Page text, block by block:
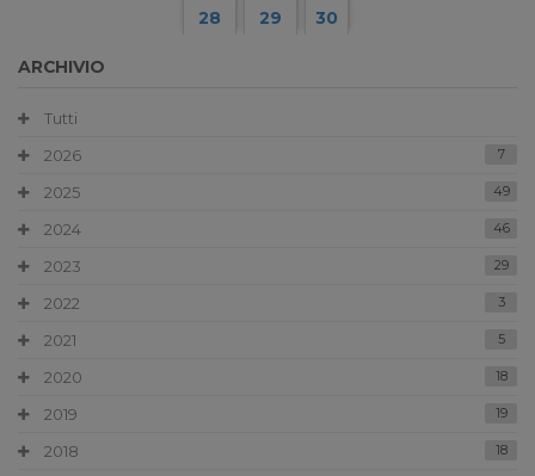
28
29 30
ARCHIVIO
Tutti
2026
7
2025 49
2024 46
2023 29
2022 3
2021 5
2020 18
2019 19
2018 18